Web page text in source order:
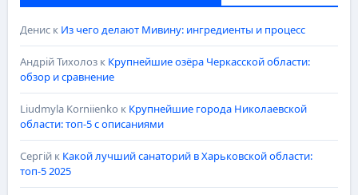
Дениск Из чего делают Мивину: ингредиенты и процесс
Андрій Тихолозк Крупнейшие озёра Черкасской области:
обзор и сравнение
Liudmyla Korniienko к Крупнейшие города Николаевской
области: топ-5 с описаниями
Сергійк Какой лучший санаторий в Харьковской области:
топ-5 2025